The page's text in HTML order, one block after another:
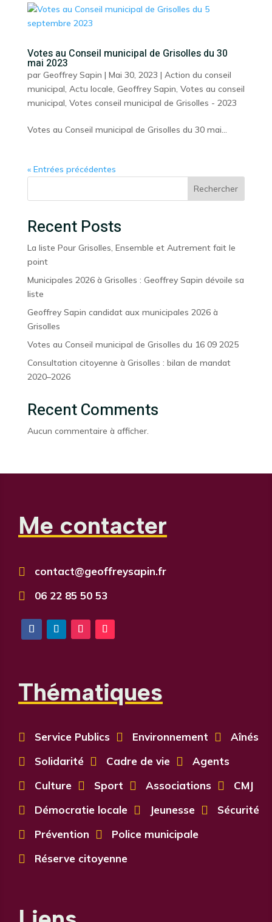
Votes au Conseil municipal de Grisolles du 30
mai 2023
par Geoffrey Sapin | Mai 30, 2023 | Action du conseil
municipal, Actu locale, Geoffrey Sapin, Votes au conseil
municipal, Votes conseil municipal de Grisolles - 2023
Votes au Conseil municipal de Grisolles du 30 mai...
« Entrées précédentes
Rechercher
Recent Posts
La liste Pour Grisolles, Ensemble et Autrement fait le
point
Municipales 2026 à Grisolles : Geoffrey Sapin dévoile sa
liste
Geoffrey Sapin candidat aux municipales 2026 à
Grisolles
Votes au Conseil municipal de Grisolles du 16 09 2025
Consultation citoyenne à Grisolles : bilan de mandat
2020–2026
Recent Comments
Aucun commentaire à afficher.
Me contacter
 contact@geoffreysapin.fr
 06 22 85 50 53
Thématiques
 Service Publics  Environnement  Aînés
 Solidarité  Cadre de vie  Agents
 Culture  Sport  Associations  CMJ
 Démocratie locale  Jeunesse  Sécurité
 Prévention  Police municipale
 Réserve citoyenne